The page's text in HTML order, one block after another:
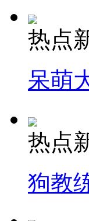
热点
呆萌
热点
狗教